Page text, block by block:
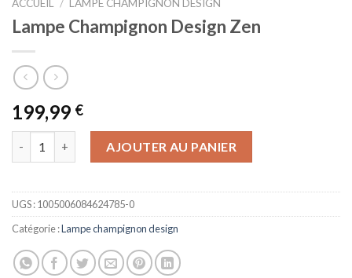
ACCUEIL / LAMPE CHAMPIGNON DESIGN
Lampe Champignon Design Zen
199,99 €
AJOUTER AU PANIER
UGS :1005006084624785-0
Catégorie :Lampe champignon design